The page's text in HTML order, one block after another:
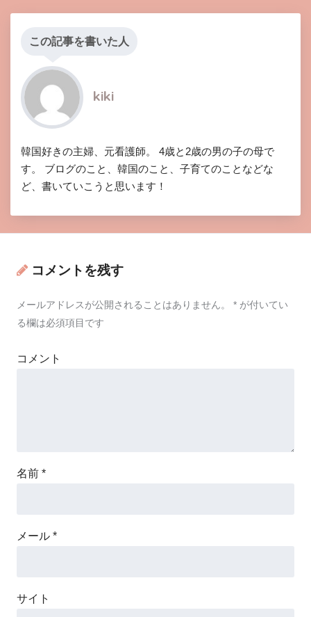
この記事を書いた人
kiki
韓国好きの主婦、元看護師。 4歳と2歳の男の子の母で
す。 ブログのこと、韓国のこと、子育てのことなどな
ど、書いていこうと思います！
コメントを残す
メールアドレスが公開されることはありません。 * が付いてい
る欄は必須項目です
コメント
名前 *
メール *
サイト